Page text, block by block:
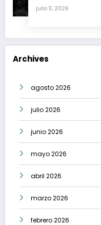
julio 11, 2026
Archives
agosto 2026
julio 2026
junio 2026
mayo 2026
abril 2026
marzo 2026
febrero 2026